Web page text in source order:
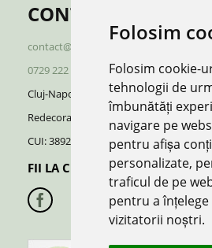
Folosim
Folosim cookie-
tehnologii de
îmbunătăți
navigare pe
pentru afișa
personalizate,
traficul de pe
pentru a
vizitatorii noștri.
CONTACT
contact@redboutique.ro
0729 222 920
0729 222 521
Cluj-Napoca | Romania
Redecorate S.R.L.
CUI: 38928370, J12/696/2018
FII LA CURENT CU NOUTATILE: